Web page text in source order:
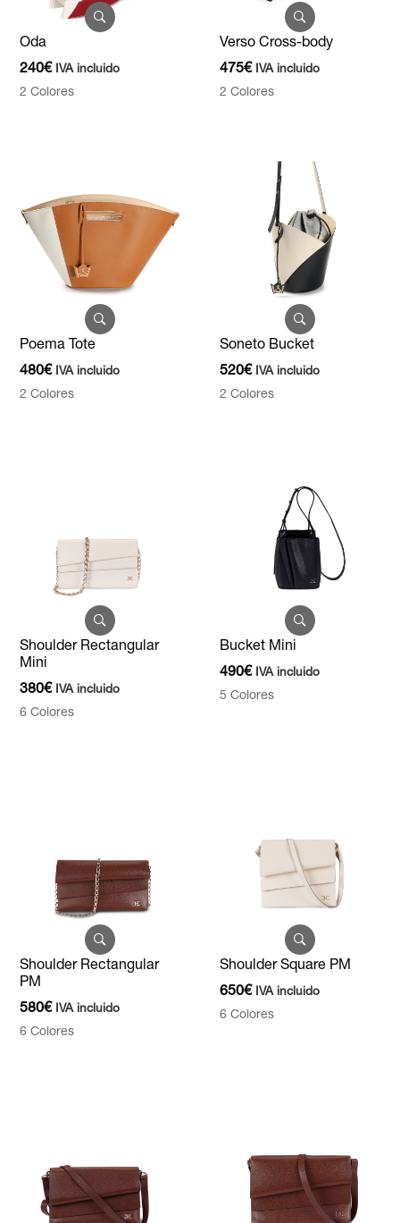
Oda
240€ IVA incluido
2 Colores
Verso Cross-body
475€ IVA incluido
2 Colores
Poema Tote
480€ IVA incluido
2 Colores
Soneto Bucket
520€ IVA incluido
2 Colores
Shoulder Rectangular
Mini
380€ IVA incluido
6 Colores
Bucket Mini
490€ IVA incluido
5 Colores
Shoulder Rectangular
PM
580€ IVA incluido
6 Colores
Shoulder Square PM
650€ IVA incluido
6 Colores